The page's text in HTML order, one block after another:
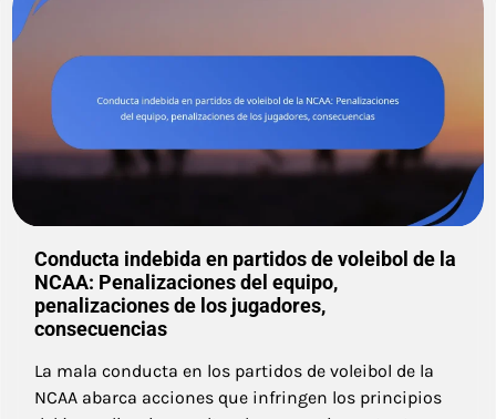
Conducta indebida en partidos de voleibol de la
NCAA: Penalizaciones del equipo,
penalizaciones de los jugadores,
consecuencias
La mala conducta en los partidos de voleibol de la
NCAA abarca acciones que infringen los principios